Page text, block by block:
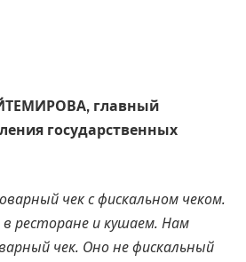
главный
государственных
чек с фискальном чеком.
ресторане и кушаем. Нам
чек. Оно не фискальный